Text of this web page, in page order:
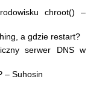
chroot() –
a gdzie restart?
serwer DNS w
– Suhosin